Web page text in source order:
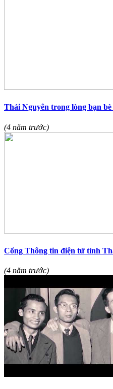
Thái Nguyên trong lòng bạn bè
(4 năm trước)
Cổng Thông tin điện tử tỉnh
(4 năm trước)